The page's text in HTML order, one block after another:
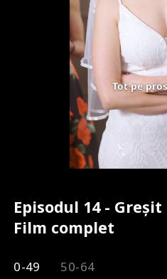
Tot pe
Episodul 14 -
Film complet
0-49 50-64